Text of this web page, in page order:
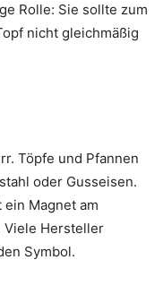
Rolle: Sie sollte zum
nicht gleichmäßig
Töpfe und Pfannen
oder Gusseisen.
Magnet am
Viele Hersteller
Symbol.